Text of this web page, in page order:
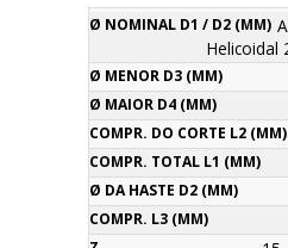
Helicoidal